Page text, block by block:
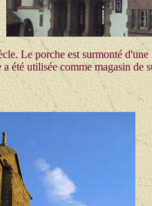
Le porche est surmonté
été utilisée comme magasin de